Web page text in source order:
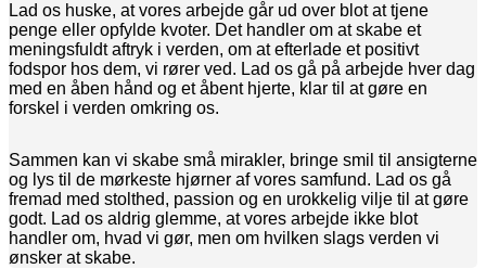
Lad os huske, at vores arbejde går ud over blot at tjene
penge eller opfylde kvoter. Det handler om at skabe et
meningsfuldt aftryk i verden, om at efterlade et positivt
fodspor hos dem, vi rører ved. Lad os gå på arbejde hver dag
med en åben hånd og et åbent hjerte, klar til at gøre en
forskel i verden omkring os.
Sammen kan vi skabe små mirakler, bringe smil til ansigterne
og lys til de mørkeste hjørner af vores samfund. Lad os gå
fremad med stolthed, passion og en urokkelig vilje til at gøre
godt. Lad os aldrig glemme, at vores arbejde ikke blot
handler om, hvad vi gør, men om hvilken slags verden vi
ønsker at skabe.